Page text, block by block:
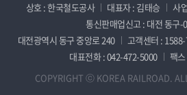
상호 : 한국철도공사 대표자 : 김태승
사
통신판매업신고 : 대전 동구-
대전광역시 동구 중앙로 240
고객센터 :
대표전화 : 042-472-5000
팩
COPYRIGHT ⓒ KOREA RAILROAD.